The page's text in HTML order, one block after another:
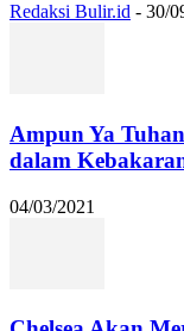
Redaksi Bulir.id - 30/
Ampun Ya
dalam
04/03/2021